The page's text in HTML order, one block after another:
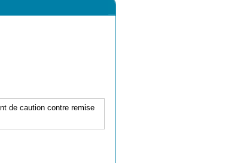
de caution contre remise